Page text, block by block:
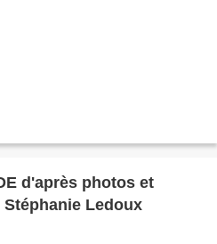
d'après photos et
Ledoux